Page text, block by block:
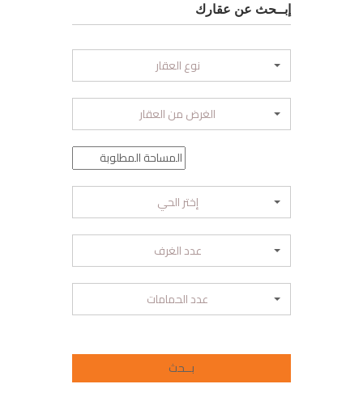
إبــحث عن عقارك
نوع العقار
الغرض من العقار
إختر الحي
عدد الغرف
عدد الحمامات